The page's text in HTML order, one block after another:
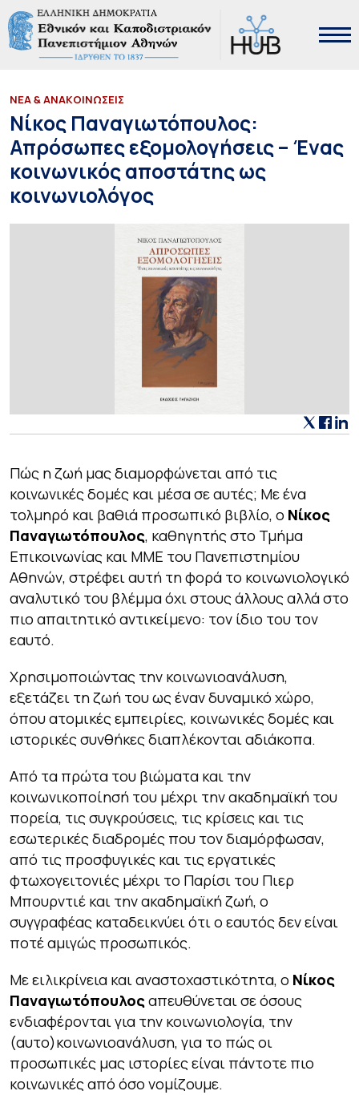
ΝΕΑ & ΑΝΑΚΟΙΝΩΣΕΙΣ
Νίκος Παναγιωτόπουλος:
Απρόσωπες εξομολογήσεις – Ένας
κοινωνικός αποστάτης ως
κοινωνιολόγος
Πώς η ζωή μας διαμορφώνεται από τις
κοινωνικές δομές και μέσα σε αυτές; Με ένα
τολμηρό και βαθιά προσωπικό βιβλίο, ο Νίκος
Παναγιωτόπουλος, καθηγητής στο Τμήμα
Επικοινωνίας και ΜΜΕ του Πανεπιστημίου
Αθηνών, στρέφει αυτή τη φορά το κοινωνιολογικό
αναλυτικό του βλέμμα όχι στους άλλους αλλά στο
πιο απαιτητικό αντικείμενο: τον ίδιο του τον
εαυτό.
Χρησιμοποιώντας την κοινωνιοανάλυση,
εξετάζει τη ζωή του ως έναν δυναμικό χώρο,
όπου ατομικές εμπειρίες, κοινωνικές δομές και
ιστορικές συνθήκες διαπλέκονται αδιάκοπα.
Από τα πρώτα του βιώματα και την
κοινωνικοποίησή του μέχρι την ακαδημαϊκή του
πορεία, τις συγκρούσεις, τις κρίσεις και τις
εσωτερικές διαδρομές που τον διαμόρφωσαν,
από τις προσφυγικές και τις εργατικές
φτωχογειτονιές μέχρι το Παρίσι του Πιερ
Μπουρντιέ και την ακαδημαϊκή ζωή, ο
συγγραφέας καταδεικνύει ότι ο εαυτός δεν είναι
ποτέ αμιγώς προσωπικός.
Με ειλικρίνεια και αναστοχαστικότητα, ο Νίκος
Παναγιωτόπουλος απευθύνεται σε όσους
ενδιαφέρονται για την κοινωνιολογία, την
(αυτο)κοινωνιοανάλυση, για το πώς οι
προσωπικές μας ιστορίες είναι πάντοτε πιο
κοινωνικές από όσο νομίζουμε.